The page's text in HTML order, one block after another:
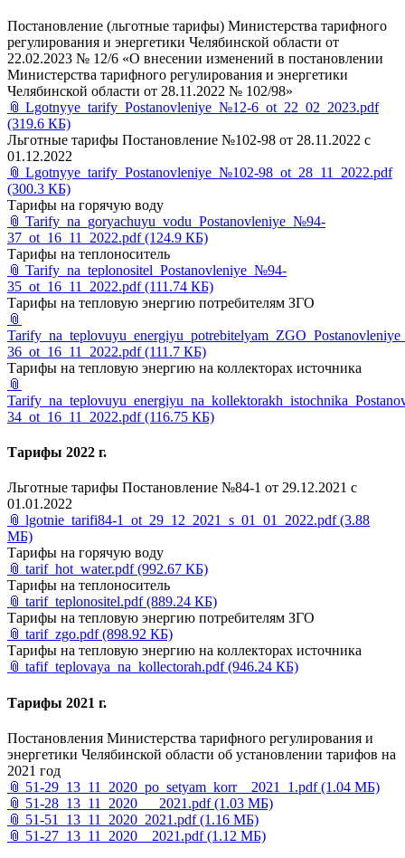
Постановление (льготные тарифы) Министерства тарифного
регулирования и энергетики Челябинской области от
22.02.2023 № 12/6 «О внесении изменений в постановлении
Министерства тарифного регулирования и энергетики
Челябинской области от 28.11.2022 № 102/98»
📎 Lgotnyye_tarify_Postanovleniye_№12-6_ot_22_02_2023.pdf
(319.6 КБ)
Льготные тарифы Постановление №102-98 от 28.11.2022 с
01.12.2022
📎 Lgotnyye_tarify_Postanovleniye_№102-98_ot_28_11_2022.pdf
(300.3 КБ)
Тарифы на горячую воду
📎 Tarify_na_goryachuyu_vodu_Postanovleniye_№94-
37_ot_16_11_2022.pdf (124.9 КБ)
Тарифы на теплоноситель
📎 Tarify_na_teplonositel_Postanovleniye_№94-
35_ot_16_11_2022.pdf (111.74 КБ)
Тарифы на тепловую энергию потребителям ЗГО
📎
36_ot_16_11_2022.pdf (111.7 КБ)
Тарифы на тепловую энергию на коллекторах источника
📎
34_ot_16_11_2022.pdf (116.75 КБ)
Тарифы 2022 г.
Льготные тарифы Постановление №84-1 от 29.12.2021 с
01.01.2022
📎 lgotnie_tarifi84-1_ot_29_12_2021_s_01_01_2022.pdf (3.88
МБ)
Тарифы на горячую воду
📎 tarif_hot_water.pdf (992.67 КБ)
Тарифы на теплоноситель
📎 tarif_teplonositel.pdf (889.24 КБ)
Тарифы на тепловую энергию потребителям ЗГО
📎 tarif_zgo.pdf (898.92 КБ)
Тарифы на тепловую энергию на коллекторах источника
📎 tafif_teplovaya_na_kollectorah.pdf (946.24 КБ)
Тарифы 2021 г.
Постановления Министерства тарифного регулирования и
энергетики Челябинской области об установлении тарифов на
2021 год
📎 51-29_13_11_2020_po_setyam_korr__2021_1.pdf (1.04 МБ)
📎 51-28_13_11_2020___2021.pdf (1.03 МБ)
📎 51-51_13_11_2020_2021.pdf (1.16 МБ)
📎 51-27_13_11_2020__2021.pdf (1.12 МБ)